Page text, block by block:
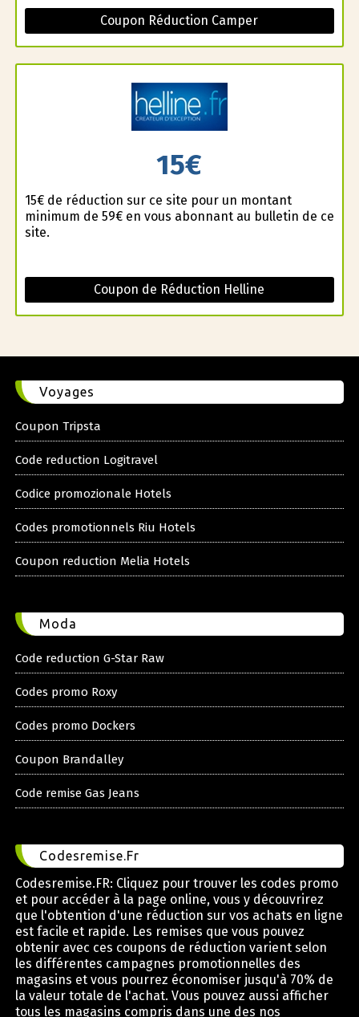
Coupon Réduction Camper
15€
15€ de réduction sur ce site pour un montant
minimum de 59€ en vous abonnant au bulletin de ce
site.
Coupon de Réduction Helline
Voyages
Coupon Tripsta
Code reduction Logitravel
Codice promozionale Hotels
Codes promotionnels Riu Hotels
Coupon reduction Melia Hotels
Moda
Code reduction G-Star Raw
Codes promo Roxy
Codes promo Dockers
Coupon Brandalley
Code remise Gas Jeans
Codesremise.Fr
Codesremise.FR: Cliquez pour trouver les codes promo
et pour accéder à la page online, vous y découvrirez
que l'obtention d'une réduction sur vos achats en ligne
est facile et rapide. Les remises que vous pouvez
obtenir avec ces coupons de réduction varient selon
les différentes campagnes promotionnelles des
magasins et vous pourrez économiser jusqu'à 70% de
la valeur totale de l'achat. Vous pouvez aussi afficher
tous les magasins compris dans une des nos